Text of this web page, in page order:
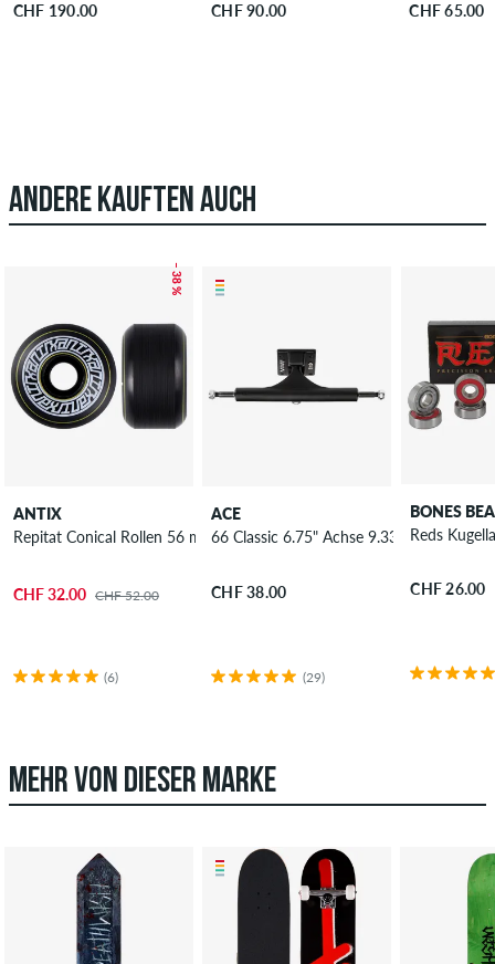
CHF 190.00 CHF 90.00 CHF 65.00
ANDERE KAUFTEN AUCH
– 38 %
ANTIX
Repitat Conical Rollen 56 mm 100A 4er Pack
CHF 32.00 CHF 52.00
(6)
ACE
66 Classic 6.75" Achse 9.33"
CHF 38.00
(29)
BONES
Reds
CHF 26.00
MEHR VON DIESER MARKE